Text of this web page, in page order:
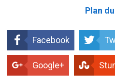
Plan
Facebook
Google+